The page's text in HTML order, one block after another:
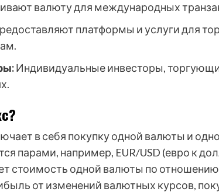
валюту для международных
платформы и услуги для
Индивидуальные инвесторы,
в себя покупку одной валюты и
парами, например, EUR/USD (евро к
стоимость одной валюты по
от изменений валютных курсов,